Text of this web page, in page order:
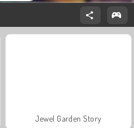
Jewel Garden Story